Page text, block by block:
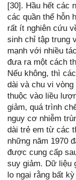
[30]. Hầu hết các
các quần thể hỗn
rất ít nghiên cứu
sinh chỉ tập trung
mạnh với nhiều
đưa ra một cách
Nếu không, thì
dài và chu vi
thuộc vào liều
giảm, quá trình
nguy cơ nhiễm
dài trẻ em từ các
những năm 1970
được cung cấp
suy giảm. Dữ liệu
lo ngại rằng bất